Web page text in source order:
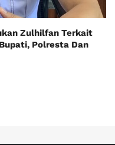
Zulhilfan Terkait
Polresta Dan